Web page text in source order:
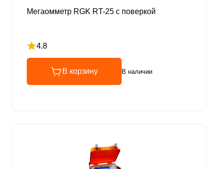
Мегаомметр RGK RT-25 с поверкой
4.8
Рейтинг 4.8 из 5
В корзину В наличии